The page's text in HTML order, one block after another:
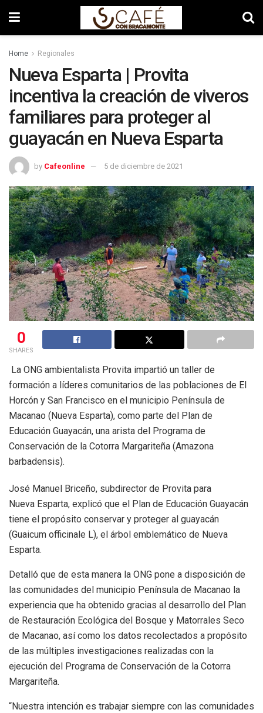
Home Regionales
Nueva Esparta | Provita
incentiva la creación de viveros
familiares para proteger al
guayacán en Nueva Esparta
by Cafeonline 5 de diciembre de 2021
0
SHARES
La ONG ambientalista Provita impartió un taller de
formación a líderes comunitarios de las poblaciones de El
Horcón y San Francisco en el municipio Península de
Macanao (Nueva Esparta), como parte del Plan de
Educación Guayacán, una arista del Programa de
Conservación de la Cotorra Margariteña (Amazona
barbadensis).
José Manuel Briceño, subdirector de Provita para
Nueva Esparta, explicó que el Plan de Educación Guayacán
tiene el propósito conservar y proteger al guayacán
(Guaicum officinale L), el árbol emblemático de Nueva
Esparta.
Detalló que de esta manera la ONG pone a disposición de
las comunidades del municipio Península de Macanao la
experiencia que ha obtenido gracias al desarrollo del Plan
de Restauración Ecológica del Bosque y Matorrales Seco
de Macanao, así como los datos recolectados a propósito
de las múltiples investigaciones realizadas con la
ejecución del Programa de Conservación de la Cotorra
Margariteña.
“Nuestra intención es trabajar siempre con las comunidades